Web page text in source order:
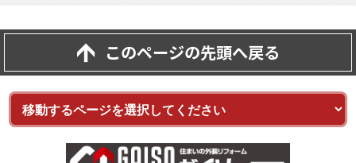
このページの先頭へ戻る